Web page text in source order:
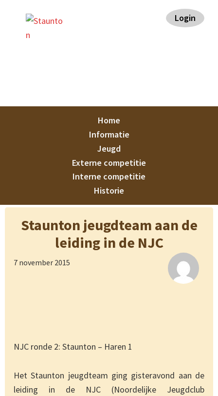
Login
Home
Informatie
Jeugd
Externe competitie
Interne competitie
Historie
Staunton jeugdteam aan de
leiding in de NJC
7 november 2015
NJC ronde 2: Staunton – Haren 1
Het Staunton jeugdteam ging gisteravond aan de
leiding in de NJC (Noordelijke Jeugdclub